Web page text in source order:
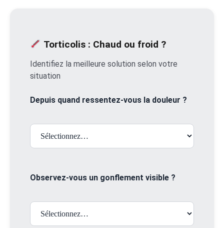
Torticolis : Chaud ou froid ?
Identifiez la meilleure solution selon votre
situation
Depuis quand ressentez-vous la douleur ?
Observez-vous un gonflement visible ?